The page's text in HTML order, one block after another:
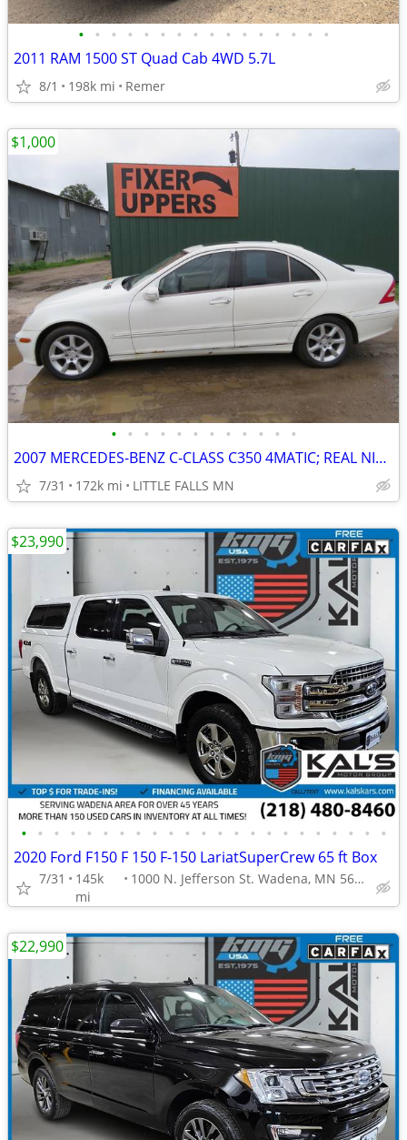
• • • • • • • • • • • • • • • •
2011 RAM 1500 ST Quad Cab 4WD 5.7L
8/1 198k mi Remer
• • • • • • • • • • • •
2007 MERCEDES-BENZ C-CLASS C350 4MATIC; REAL NICE CAR; WORTH THE FIX!!
7/31 172k mi LITTLE FALLS MN
$1,000
• • • • • • • • • • • • • • • • • • • • • • •
2020 Ford F150 F 150 F-150 LariatSuperCrew 65 ft Box
7/31
145k
mi
1000 N. Jefferson St. Wadena, MN 56482
$23,990
$22,990